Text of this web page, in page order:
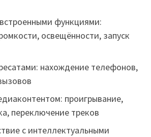
функциями:
освещённости, запуск
нахождение телефонов,
проигрывание,
переключение треков
с интеллектуальными